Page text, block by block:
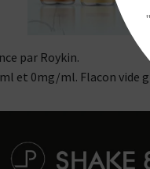
par Roykin.
et 0mg/ml. Flacon vide
"